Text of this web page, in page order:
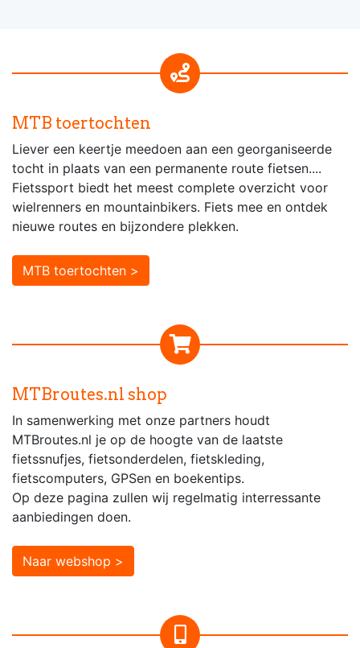
MTB toertochten
Liever een keertje meedoen aan een georganiseerde
tocht in plaats van een permanente route fietsen....
Fietssport biedt het meest complete overzicht voor
wielrenners en mountainbikers. Fiets mee en ontdek
nieuwe routes en bijzondere plekken.
MTB toertochten >
MTBroutes.nl shop
In samenwerking met onze partners houdt
MTBroutes.nl je op de hoogte van de laatste
fietssnufjes, fietsonderdelen, fietskleding,
fietscomputers, GPSen en boekentips.
Op deze pagina zullen wij regelmatig interressante
aanbiedingen doen.
Naar webshop >